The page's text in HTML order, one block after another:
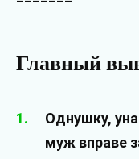
Главный
Однушку,
муж вправе